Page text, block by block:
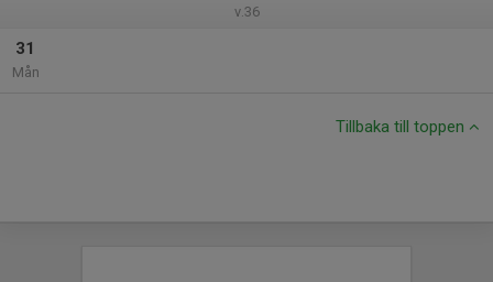
v.36
31
Mån
Tillbaka till toppen